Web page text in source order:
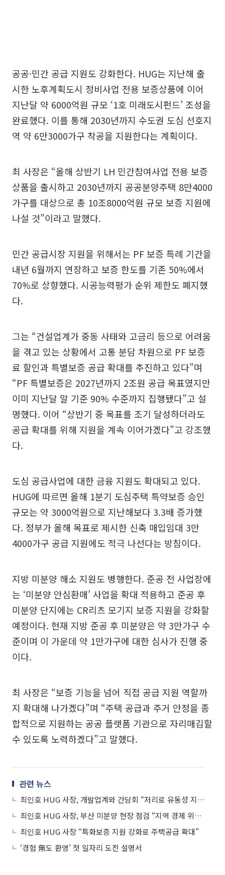
공공·민간 공급 지원도 강화한다. HUG는 지난해 출
시한 노후계획도시 정비사업 전용 보증상품에 이어
지난달 약 6000억원 규모 ‘1호 미래도시펀드’ 조성을
완료했다. 이를 통해 2030년까지 수도권 도심 선호지
역 약 6만3000가구 착공을 지원한다는 계획이다.
최 사장은 “올해 상반기 LH 민간참여사업 전용 보증
상품을 출시하고 2030년까지 공공분양주택 8만4000
가구를 대상으로 총 10조8000억원 규모 보증 지원에
나설 것”이라고 말했다.
민간 공급시장 지원을 위해서는 PF 보증 특례 기간을
내년 6월까지 연장하고 보증 한도를 기존 50%에서
70%로 상향했다. 시공능력평가 순위 제한도 폐지했
다.
그는 “건설업계가 중동 사태와 고금리 등으로 어려움
을 겪고 있는 상황에서 고통 분담 차원으로 PF 보증
료 할인과 특별보증 공급 확대를 추진하고 있다”며
“PF 특별보증은 2027년까지 2조원 공급 목표였지만
이미 지난달 말 기준 90% 수준까지 집행됐다”고 설
명했다. 이어 “상반기 중 목표를 조기 달성하더라도
공급 확대를 위해 지원을 계속 이어가겠다”고 강조했
다.
도심 공급사업에 대한 금융 지원도 확대되고 있다.
HUG에 따르면 올해 1분기 도심주택 특약보증 승인
규모는 약 3000억원으로 지난해보다 3.3배 증가했
다. 정부가 올해 목표로 제시한 신축 매입임대 3만
4000가구 공급 지원에도 적극 나선다는 방침이다.
지방 미분양 해소 지원도 병행한다. 준공 전 사업장에
는 ‘미분양 안심환매’ 사업을 확대 적용하고 준공 후
미분양 단지에는 CR리츠 모기지 보증 지원을 강화할
예정이다. 현재 지방 준공 후 미분양은 약 3만가구 수
준이며 이 가운데 약 1만가구에 대한 심사가 진행 중
이다.
최 사장은 “보증 기능을 넘어 직접 공급 지원 역할까
지 확대해 나가겠다”며 “주택 공급과 주거 안정을 종
합적으로 지원하는 공공 플랫폼 기관으로 자리매김할
수 있도록 노력하겠다”고 말했다.
관련 뉴스
최인호 HUG 사장, 개발업계와 간담회 “저리로 유동성 지원”
최인호 HUG 사장, 부산 미분양 현장 점검 “지역 경제 위협, 빠르게 해소”
최인호 HUG 사장 “특화보증 지원 강화로 주택공급 확대”
‘경험 無도 환영’ 첫 일자리 도전 설명서